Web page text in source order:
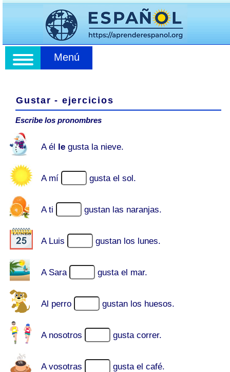
Menú
Gustar - ejercicios
Escribe los pronombres
A él le gusta la nieve.
A mí gusta el sol.
A ti gustan las naranjas.
A Luis gustan los lunes.
A Sara gusta el mar.
Al perro gustan los huesos.
A nosotros gusta correr.
A vosotras gusta el café.